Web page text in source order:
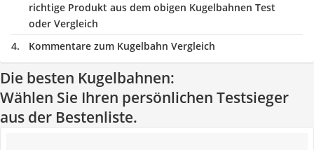
richtige Produkt aus dem obigen Kugelbahnen Test
oder Vergleich
Kommentare zum Kugelbahn Vergleich
Die besten Kugelbahnen:
Wählen Sie Ihren persönlichen Testsieger
aus der Bestenliste.